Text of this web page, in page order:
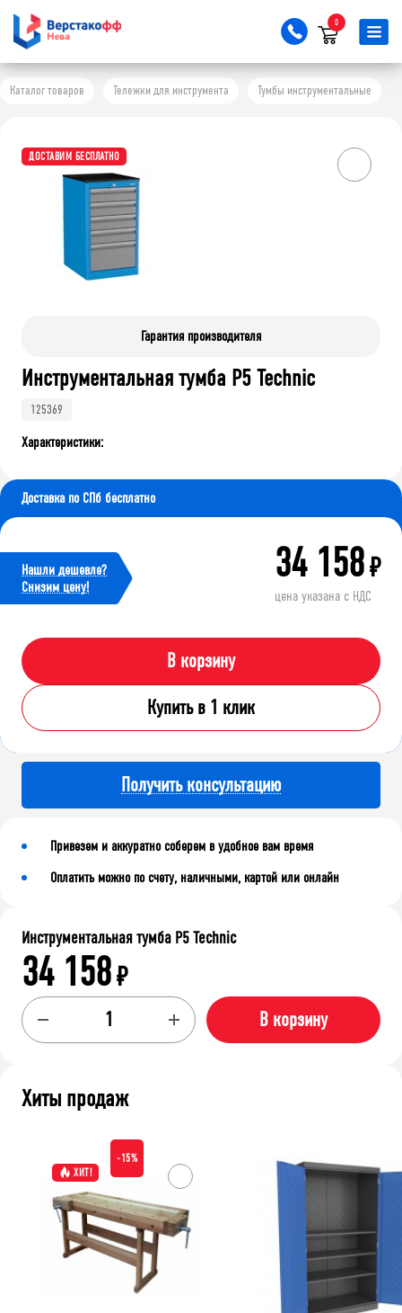
0
Каталог товаров Тележки для инструмента Тумбы инструментальные
ДОСТАВИМ БЕСПЛАТНО
Гарантия производителя
Инструментальная тумба P5 Technic
125369
Характеристики:
Доставка по СПб бесплатно
Нашли дешевле?
Cнизим цену!
34 158₽
цена указана с НДС
В корзину
Купить в 1 клик
Получить консультацию
Привезем и аккуратно соберем в удобное вам время
Оплатить можно по счету, наличными, картой или онлайн
Инструментальная тумба P5 Technic
34 158₽
В корзину
Хиты продаж
ХИТ!
-15%